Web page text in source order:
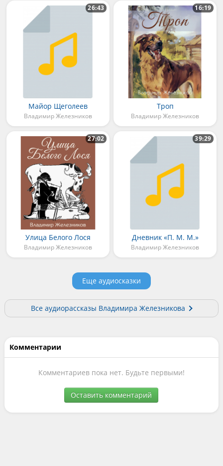
Майор Щеголеев
Владимир Железников
26:43
Троп
Владимир Железников
16:19
Улица Белого Лося
Владимир Железников
27:02
Дневник «П. М. М.»
Владимир Железников
39:29
Еще аудиосказки
Все аудиорассказы Владимира Железникова
Комментарии
Комментариев пока нет. Будьте первыми!
Оставить комментарий